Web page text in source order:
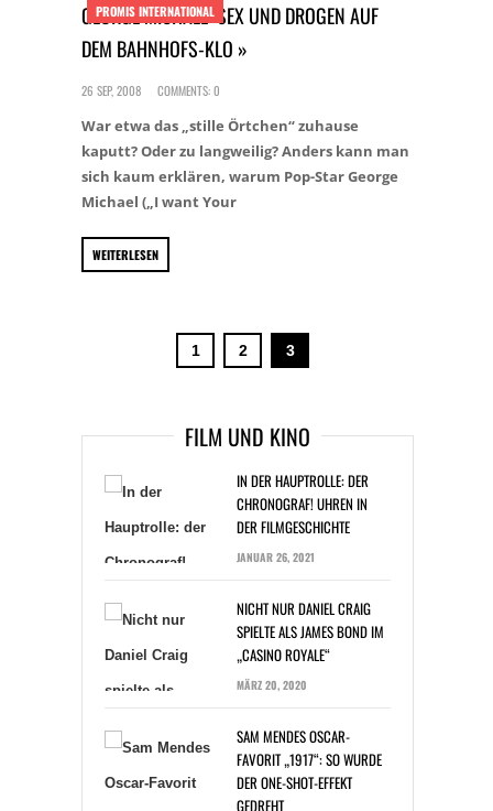
GEORGE MICHAEL: SEX UND DROGEN AUF
DEM BAHNHOFS-KLO »
26 SEP, 2008 COMMENTS: 0
PROMIS INTERNATIONAL
War etwa das „stille Örtchen“ zuhause
kaputt? Oder zu langweilig? Anders kann man
sich kaum erklären, warum Pop-Star George
Michael („I want Your
WEITERLESEN
1 2 3
FILM UND KINO
IN DER HAUPTROLLE: DER
CHRONOGRAF! UHREN IN
DER FILMGESCHICHTE
JANUAR 26, 2021
NICHT NUR DANIEL CRAIG
SPIELTE ALS JAMES BOND IM
„CASINO ROYALE“
MÄRZ 20, 2020
SAM MENDES OSCAR-
FAVORIT „1917“: SO WURDE
DER ONE-SHOT-EFFEKT
GEDREHT